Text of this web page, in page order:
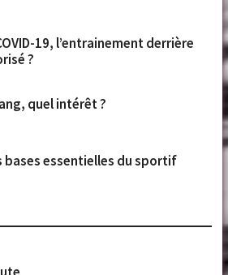
19, l’entrainement derrière
?
quel intérêt ?
bases essentielles du sportif